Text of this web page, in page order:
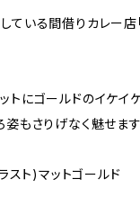
ている間借りカレー店
トにゴールドのイケイケ
姿もさりげなく魅せま
スト)マットゴールド